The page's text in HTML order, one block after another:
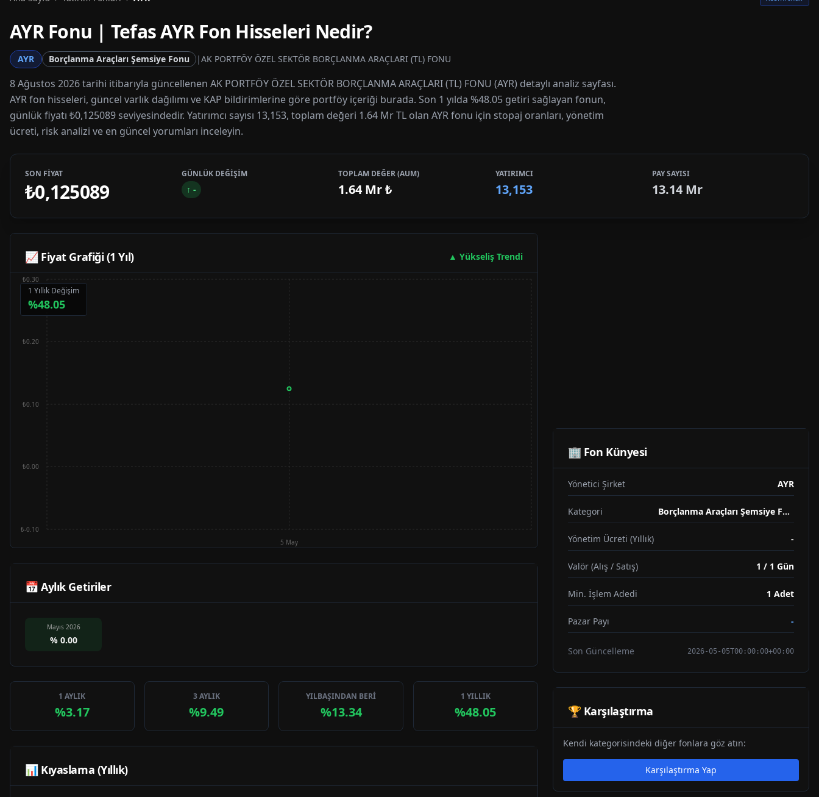
AYRFonu | TefasAYRFon Hisseleri Nedir?
AYR Borçlanma Araçları Şemsiye Fonu |AK PORTFÖY ÖZEL SEKTÖR BORÇLANMA ARAÇLARI (TL) FONU
8 Ağustos 2026 tarihi itibarıyla güncellenen AK PORTFÖY ÖZEL SEKTÖR BORÇLANMA ARAÇLARI (TL) FONU (AYR) detaylı analiz sayfası.
AYR fon hisseleri, güncel varlık dağılımı ve KAP bildirimlerine göre portföy içeriği burada. Son 1 yılda %48.05 getiri sağlayan fonun,
günlük fiyatı ₺0,125089 seviyesindedir. Yatırımcı sayısı 13,153, toplam değeri 1.64 Mr TL olan AYR fonu için stopaj oranları, yönetim
ücreti, risk analizi ve en güncel yorumları inceleyin.
SON FİYAT
₺0,125089
GÜNLÜK DEĞİŞİM
↑ -
TOPLAM DEĞER (AUM)
1.64 Mr₺
YATIRIMCI
13,153
PAY SAYISI
13.14 Mr
📈 Fiyat Grafiği (1 Yıl) ▲ Yükseliş Trendi
1 Yıllık Değişim
%48.05
5 May
₺-0.10
₺0.00
₺0.10
₺0.20
₺0.30
📅 Aylık Getiriler
Mayıs 2026
% 0.00
1 AYLIK
%3.17
3 AYLIK
%9.49
YILBAŞINDAN BERİ
%13.34
1 YILLIK
%48.05
📊 Kıyaslama (Yıllık)
🏢 Fon Künyesi
Yönetici Şirket AYR
Kategori Borçlanma Araçları Şemsiye Fonu
Yönetim Ücreti (Yıllık) -
Valör (Alış / Satış) 1 / 1 Gün
Min. İşlem Adedi 1 Adet
Pazar Payı -
Son Güncelleme 2026-05-05T00:00:00+00:00
🏆 Karşılaştırma
Kendi kategorisindeki diğer fonlara göz atın:
Karşılaştırma Yap